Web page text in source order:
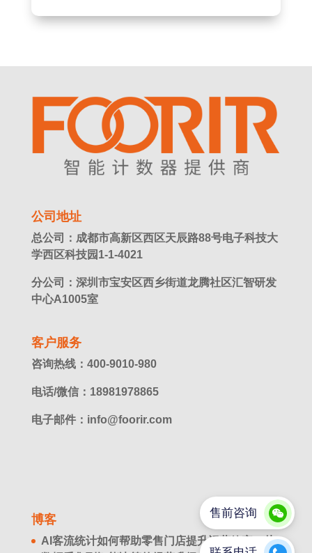
公司地址
总公司：成都市高新区西区天辰路88号电子科技大
学西区科技园1-1-4021
分公司：深圳市宝安区西乡街道龙腾社区汇智研发
中心A1005室
客户服务
咨询热线：400-9010-980
电话/微信：18981978865
电子邮件：info@foorir.com
博客
AI客流统计如何帮助零售门店提升运营效率？从